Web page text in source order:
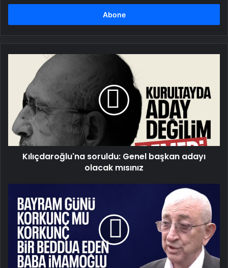
adresinizi
Kılıçdaroğlu'na
başkan
adayı
olacak
mısınız
Kılıçdaroğlu'na soruldu: Genel başkan adayı
olacak mısınız
İmamoğlu’nun
babasından
korkunç
beddua